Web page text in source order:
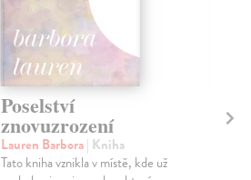
Poselství
znovuzrození
Lauren Barbora| Kniha
Tato kniha vznikla v místě, kde už